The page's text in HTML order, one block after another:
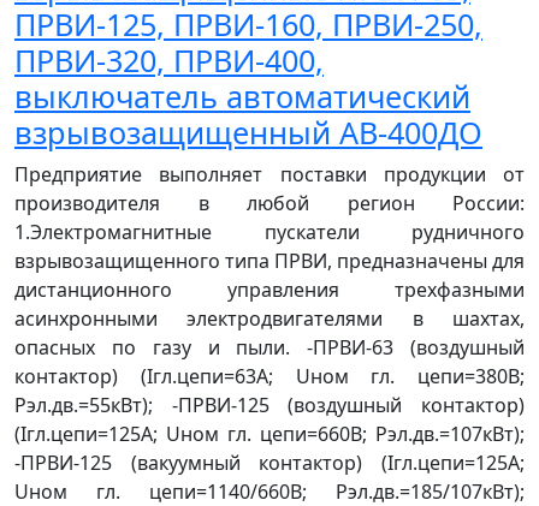
ПРВИ-125, ПРВИ-160, ПРВИ-250,
ПРВИ-320, ПРВИ-400,
выключатель автоматический
взрывозащищенный АВ-400ДО
Предприятие выполняет поставки продукции от
производителя в любой регион России:
1.Электромагнитные пускатели рудничного
взрывозащищенного типа ПРВИ, предназначены для
дистанционного управления трехфазными
асинхронными электродвигателями в шахтах,
опасных по газу и пыли. -ПРВИ-63 (воздушный
контактор) (Iгл.цепи=63А; Uном гл. цепи=380В;
Рэл.дв.=55кВт); -ПРВИ-125 (воздушный контактор)
(Iгл.цепи=125А; Uном гл. цепи=660В; Рэл.дв.=107кВт);
-ПРВИ-125 (вакуумный контактор) (Iгл.цепи=125А;
Uном гл. цепи=1140/660В; Рэл.дв.=185/107кВт);